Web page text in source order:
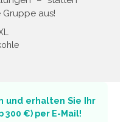
Gruppe aus!
und erhalten Sie Ihr
300 €) per E-Mail!